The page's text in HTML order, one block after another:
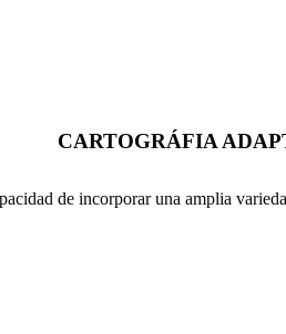
CARTOGRÁFIA
de incorporar una amplia